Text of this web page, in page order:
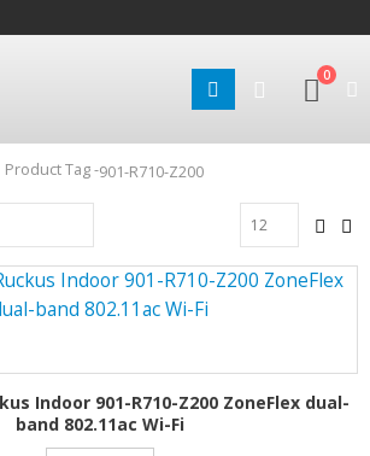
0
Product Tag -901-R710-Z200
Indoor 901-R710-Z200 ZoneFlex dual-
band 802.11ac Wi-Fi